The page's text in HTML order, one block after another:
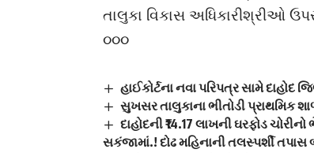
તાલુકા વિકાસ અધિકારીશ્રીઓ
૦૦૦
હાઈકોર્ટના નવા પરિપત્ર સામે દાહોદ
સુખસર તાલુકાના ભીતોડી પ્રાથમિક
દાહોદની ₹14.17 લાખની ઘરફોડ
સકંજામાં.! દોઢ મહિનાની તલસ્પર્શી